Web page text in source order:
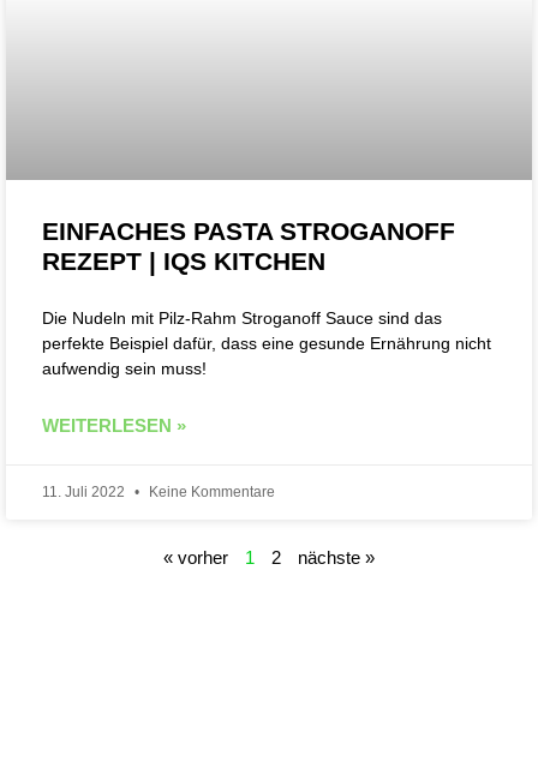
EINFACHES PASTA STROGANOFF
REZEPT | IQS KITCHEN
Die Nudeln mit Pilz-Rahm Stroganoff Sauce sind das
perfekte Beispiel dafür, dass eine gesunde Ernährung nicht
aufwendig sein muss!
WEITERLESEN »
11. Juli 2022 Keine Kommentare
« vorher 1 2 nächste »